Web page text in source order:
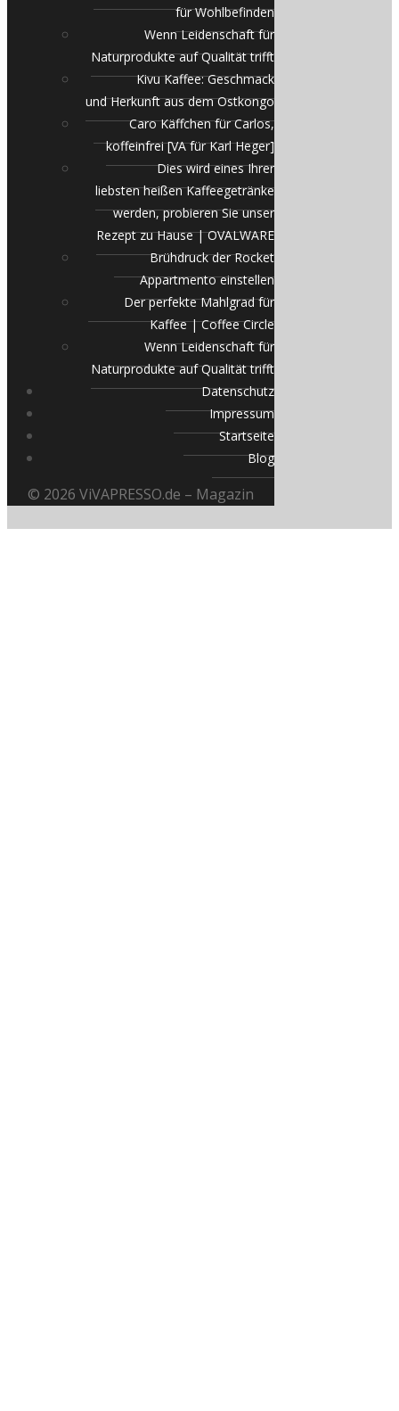
für Wohlbefinden
Wenn Leidenschaft für
Naturprodukte auf Qualität trifft
Kivu Kaffee: Geschmack
und Herkunft aus dem Ostkongo
Caro Käffchen für Carlos,
koffeinfrei [VA für Karl Heger]
Dies wird eines Ihrer
liebsten heißen Kaffeegetränke
werden, probieren Sie unser
Rezept zu Hause | OVALWARE
Brühdruck der Rocket
Appartmento einstellen
Der perfekte Mahlgrad für
Kaffee | Coffee Circle
Wenn Leidenschaft für
Naturprodukte auf Qualität trifft
Datenschutz
Impressum
Startseite
Blog
© 2026 ViVAPRESSO.de – Magazin